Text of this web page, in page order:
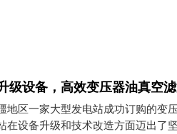
透平油、
杂质。采
据用户的
、自动压
济、方
级设备，高效变压器油真空
地区一家大型发电站成功订购的变
在设备升级和技术改造方面迈出了